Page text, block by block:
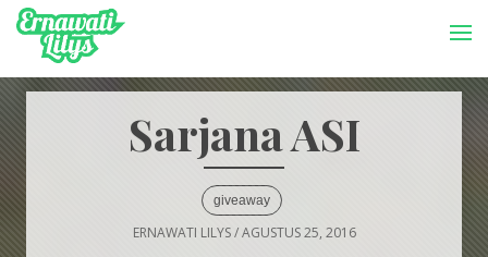
-->
Sarjana ASI
giveaway
ERNAWATI LILYS/AGUSTUS 25, 2016